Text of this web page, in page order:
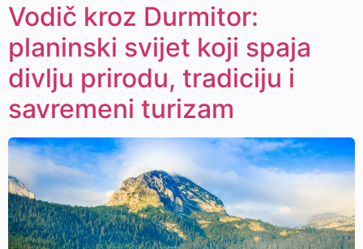
Vodič kroz Durmitor:
planinski svijet koji spaja
divlju prirodu, tradiciju i
savremeni turizam